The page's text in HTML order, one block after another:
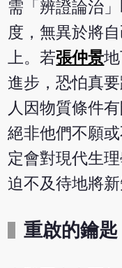
需「辨證論治
度，無異於將
上。若張仲景
進步，恐怕真
人因物質條件
絕非他們不願
定會對現代生
迫不及待地將新
重啟的鑰